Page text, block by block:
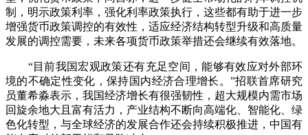
制，明示政策利率，强化利率政策执行，这些都有助于进一步
增强货币政策调控的有效性，适应经济结构转型升级和高质量
发展的调控需要，未来各项货币政策举措还会继续有效落地。
“目前我国宏观政策还有充足空间，能够有效应对外部环
境的不确定性变化，保持国内经济合理增长。”招联首席研究
员董希淼表示，我国经济增长有很强韧性，超大规模内需市场
回旋余地大且富有活力，产业结构不断向高端化、智能化、绿
色化转型，与全球经济的发展合作还会持续积极推进，中国有